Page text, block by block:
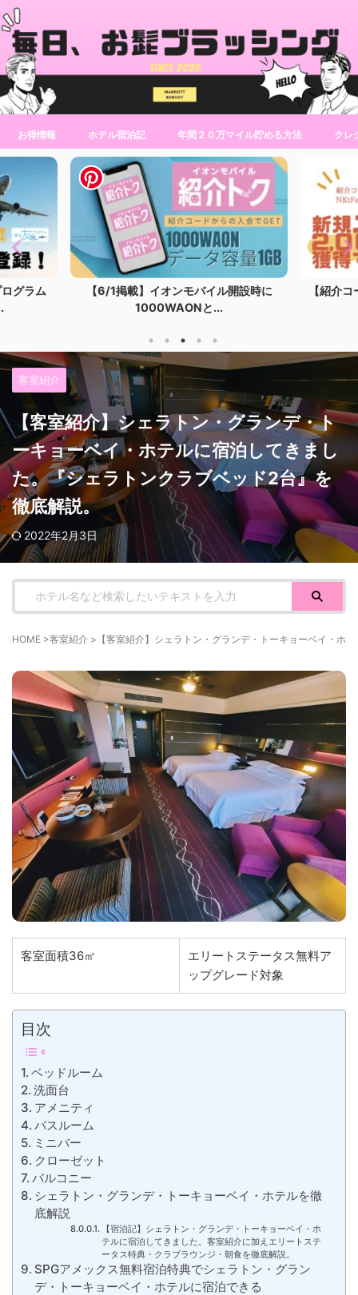
お得情報 ホテル宿泊記 年間２０万マイル貯める方法 クレ
バイル開設時に
と...
【紹介コード】モッピーの紹介コードで
入会特典2,000...
客室紹介
【客室紹介】シェラトン・グランデ・ト
ーキョーベイ・ホテルに宿泊してきまし
た。『シェラトンクラブベッド2台』を
徹底解説。
2022年2月3日
HOME >客室紹介 > 【客室紹介】シェラトン・グランデ・トーキョーベイ・ホ
客室面積36㎡
エリートステータス無料ア
ップグレード対象
目次
ベッドルーム
洗面台
アメニティ
バスルーム
ミニバー
クローゼット
バルコニー
シェラトン・グランデ・トーキョーベイ・ホテルを徹
底解説
【宿泊記】シェラトン・グランデ・トーキョーベイ・ホ
テルに宿泊してきました。客室紹介に加えエリートステ
ータス特典・クラブラウンジ・朝食を徹底解説。
SPGアメックス無料宿泊特典でシェラトン・グラン
デ・トーキョーベイ・ホテルに宿泊できる